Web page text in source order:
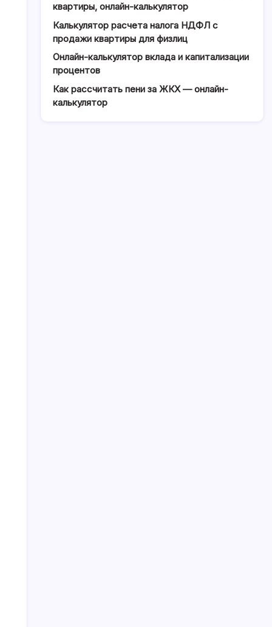
квартиры, онлайн-калькулятор
Калькулятор расчета налога НДФЛ с
продажи квартиры для физлиц
Онлайн-калькулятор вклада и капитализации
процентов
Как рассчитать пени за ЖКХ — онлайн-
калькулятор